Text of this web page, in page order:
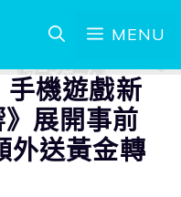
MENU
手機遊戲新
展開事前
送黃金轉